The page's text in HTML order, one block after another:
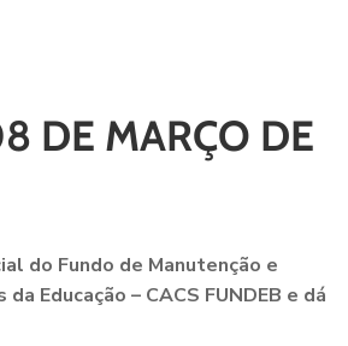
DE MARÇO DE
do Fundo de Manutenção e
Educação – CACS FUNDEB e dá